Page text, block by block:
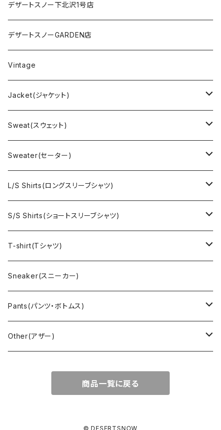
デザートスノー下北沢1号店
デザートスノーGARDEN店
Vintage
Jacket(ジャケット)
US Military(ユーエスミリタリー)
EURO Military(ユーロミリタリー）
Ralph Laurne(ラルフローレン)
Denim jacket(デニムジャケット)
Vest(ベスト)
Outdoor(アウトドア)
Cover all(カバーオール)
Nylon Jacket(ナイロンジャケット)
Long Coat(ロングコート)
Sweat(スウェット)
Champion(チャンピオン)
Reverse Weave(リバースウィーブ)
Sports sweat(スポーツ スウェット)
Character(キャラクター)
Lee （リー）
Russell（ラッセル）
Sweater(セーター)
Ralph Lauren(ラルフローレン)
Brand(ブランド)
LACOSTE(ラコステ)
Cardigan(カーディガン)
Vest(ベスト)
Military （ミリタリー）
L/S Shirts(ロングスリーブシャツ)
Ralph Lauren(ラルフローレン)
Brooks Brothers(ブルックスブラザーズ)
Military（ミリタリー）
Euro(ヨーロッパ)
Work（ワーク）
Outdoor(アウトドア)
Character（キャラクター）
S/S Shirts(ショートスリーブシャツ)
Ralph Lauren (ラルフローレン)
Hawaiian(ハワイアン)
Military (ミリタリー )
bowling（ボウリング）
T-shirt(Tシャツ)
Champion(チャンピオン)
Sport(スポーツ)
Harley Davidson(ハーレーダビッドソン)
SK-8(スケート)
Sneaker(スニーカー)
Pants(パンツ・ボトムス)
Carhartt,Dickies(カーハート、ディッキーズ)
US Military（ユーエスミリタリー）
EURO Military(ユーロミリタリー)
Other(アザー)
商品一覧に戻る
© DESERTSNOW